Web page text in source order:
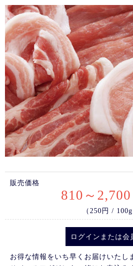
販売価格
810～2,700
（250円 / 100g
ログイン または会
お得な情報をいち早くお届けいたし